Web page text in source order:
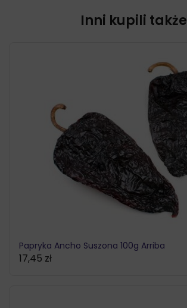
Inni kupili także
Papryka Ancho Suszona 100g Arriba
17,45 zł